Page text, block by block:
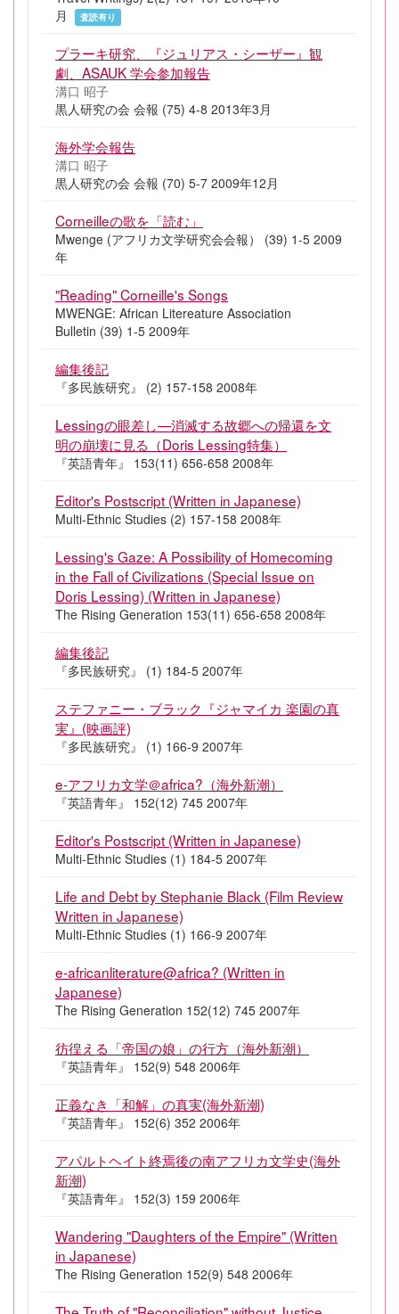
月
査読有り
プラーキ研究、『ジュリアス・シーザー』観
劇、ASAUK 学会参加報告
溝口 昭子
黒人研究の会 会報 (75) 4-8 2013年3月
海外学会報告
溝口 昭子
黒人研究の会 会報 (70) 5-7 2009年12月
Corneilleの歌を「読む」
Mwenge (アフリカ文学研究会会報） (39) 1-5 2009
年
"Reading" Corneille's Songs
MWENGE: African Litereature Association
Bulletin (39) 1-5 2009年
編集後記
『多民族研究』 (2) 157-158 2008年
Lessingの眼差し—消滅する故郷への帰還を文
明の崩壊に見る（Doris Lessing特集）
『英語青年』 153(11) 656-658 2008年
Editor's Postscript (Written in Japanese)
Multi-Ethnic Studies (2) 157-158 2008年
Lessing's Gaze: A Possibility of Homecoming
in the Fall of Civilizations (Special Issue on
Doris Lessing) (Written in Japanese)
The Rising Generation 153(11) 656-658 2008年
編集後記
『多民族研究』 (1) 184-5 2007年
ステファニー・ブラック『ジャマイカ 楽園の真
実』(映画評)
『多民族研究』 (1) 166-9 2007年
e-アフリカ文学＠africa?（海外新潮）
『英語青年』 152(12) 745 2007年
Editor's Postscript (Written in Japanese)
Multi-Ethnic Studies (1) 184-5 2007年
Life and Debt by Stephanie Black (Film Review
Written in Japanese)
Multi-Ethnic Studies (1) 166-9 2007年
e-africanliterature@africa? (Written in
Japanese)
The Rising Generation 152(12) 745 2007年
彷徨える「帝国の娘」の行方（海外新潮）
『英語青年』 152(9) 548 2006年
正義なき「和解」の真実(海外新潮)
『英語青年』 152(6) 352 2006年
アパルトヘイト終焉後の南アフリカ文学史(海外
新潮)
『英語青年』 152(3) 159 2006年
Wandering "Daughters of the Empire" (Written
in Japanese)
The Rising Generation 152(9) 548 2006年